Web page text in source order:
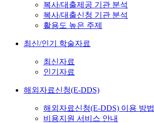
복사/대출제공 기관 분석
복사/대출신청 기관 분석
활용도 높은 주제
최신/인기 학술자료
최신자료
인기자료
해외자료신청(E-DDS)
해외자료신청(E-DDS) 이용 방법
비용지원 서비스 안내